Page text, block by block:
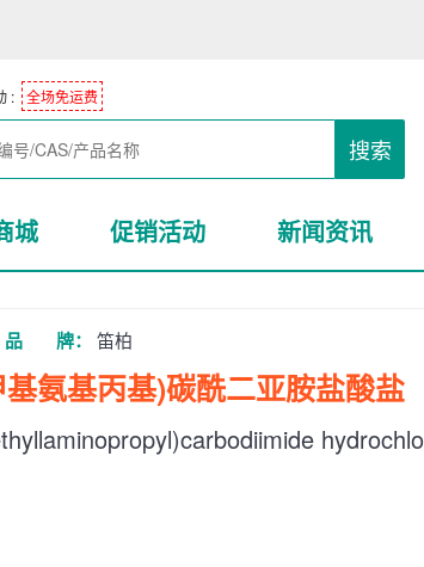
: 全场免运费
搜索
城 促销活动 新闻资讯
品 牌： 笛柏
氨基丙基)碳酰二亚胺盐酸盐